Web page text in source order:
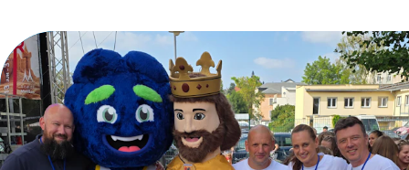
Donnerstag, 13.08.2026 Uhr.
Betroffen:
Onlineservice
eingeschränkt verfügbar